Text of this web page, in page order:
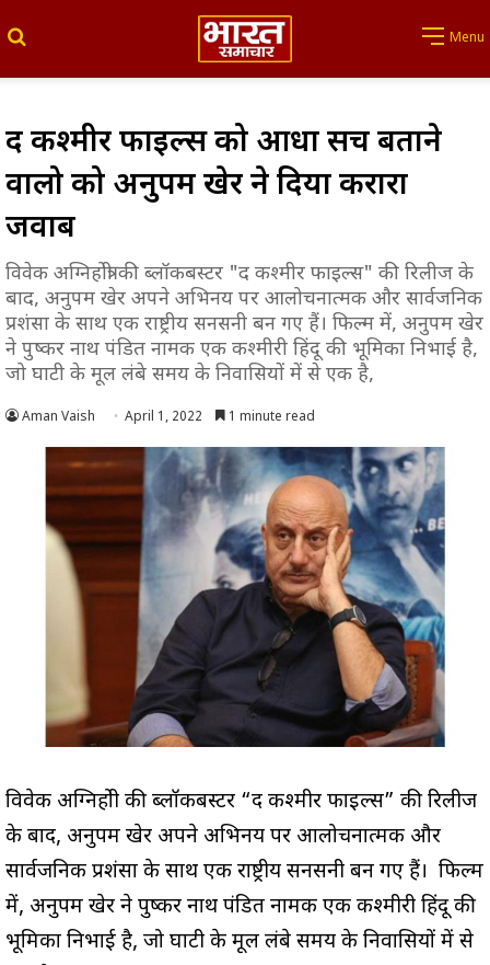
Menu
द कश्मीर फाइल्स को आधा सच बताने
वालो को अनुपम खेर ने दिया करारा
जवाब
विवेक अग्निहोत्री की ब्लॉकबस्टर "द कश्मीर फाइल्स" की रिलीज के
बाद, अनुपम खेर अपने अभिनय पर आलोचनात्मक और सार्वजनिक
प्रशंसा के साथ एक राष्ट्रीय सनसनी बन गए हैं। फिल्म में, अनुपम खेर
ने पुष्कर नाथ पंडित नामक एक कश्मीरी हिंदू की भूमिका निभाई है,
जो घाटी के मूल लंबे समय के निवासियों में से एक है,
Aman Vaish April 1, 2022 1 minute read
विवेक अग्निहोत्री की ब्लॉकबस्टर “द कश्मीर फाइल्स” की रिलीज
के बाद, अनुपम खेर अपने अभिनय पर आलोचनात्मक और
सार्वजनिक प्रशंसा के साथ एक राष्ट्रीय सनसनी बन गए हैं। फिल्म
में, अनुपम खेर ने पुष्कर नाथ पंडित नामक एक कश्मीरी हिंदू की
भूमिका निभाई है, जो घाटी के मूल लंबे समय के निवासियों में से